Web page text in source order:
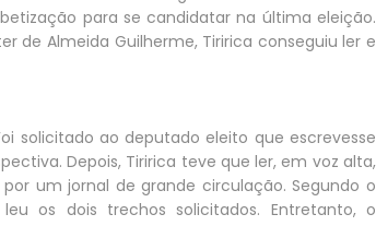
para se candidatar na última eleição.
de Almeida Guilherme, Tiririca conseguiu ler e
solicitado ao deputado eleito que escrevesse
Depois, Tiririca teve que ler, em voz alta,
um jornal de grande circulação. Segundo o
os dois trechos solicitados. Entretanto, o